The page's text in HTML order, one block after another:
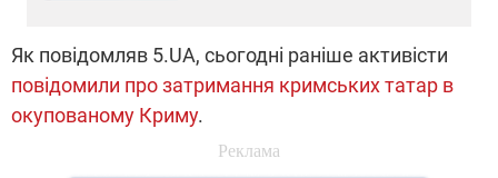
Як повідомляв 5.UA, сьогодні раніше активісти
повідомили про затримання кримських татар в
окупованому Криму.